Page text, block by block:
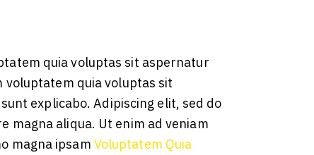
quia voluptas sit aspernatur
voluptatem quia voluptas sit
explicabo. Adipiscing elit, sed do
magna aliqua. Ut enim ad veniam
magna ipsamVoluptatem Quia